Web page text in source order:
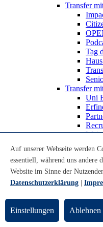
Transfer
Tag
Transfer
Uni
Auf unserer Webseite werden
essentiell, während uns andere
Website im Sinne der
Datenschutzerklärung
Einstellungen Ablehnen